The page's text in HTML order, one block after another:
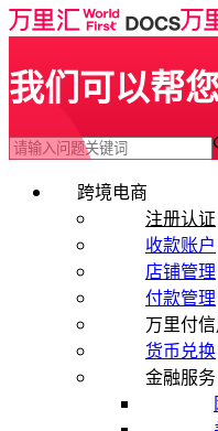
我们可以帮
跨境电商
注册认证
收款账户
店铺管理
付款管理
万里付
货币兑换
金融服务